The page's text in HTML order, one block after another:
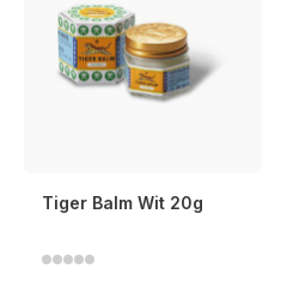
Tiger Balm Wit 20g